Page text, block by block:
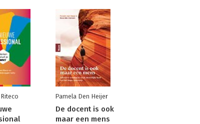
Pamela Den Heijer
De docent is ook
maar een mens